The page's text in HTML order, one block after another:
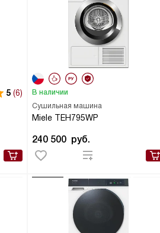
5 (6)
Сушильная машина
Miele TEH795WP
В наличии
240 500 руб.